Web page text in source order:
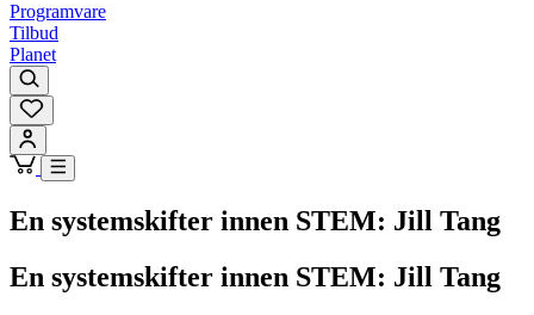
Programvare
Tilbud
Planet
En systemskifter innen STEM: Jill Tang
En systemskifter innen STEM: Jill Tang